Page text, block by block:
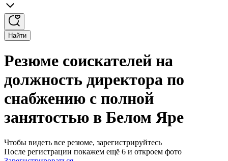
Найти
Резюме соискателей на
должность директора по
снабжению с полной
занятостью в Белом Яре
Чтобы видеть все резюме, зарегистрируйтесь
После регистрации покажем ещё 6 и откроем фото